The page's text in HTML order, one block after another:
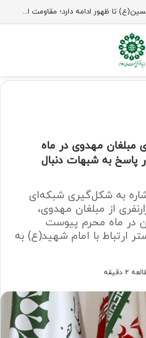
۴ هزارنفری مبلغان مهدوی در ماه
پاسخ به شبهات دنبال
به شکل‌گیری شبکه‌ای
از مبلغان مهدوی،
در ماه محرم پیوست
ارتباط با امام شهید(ع) به
دقیقه